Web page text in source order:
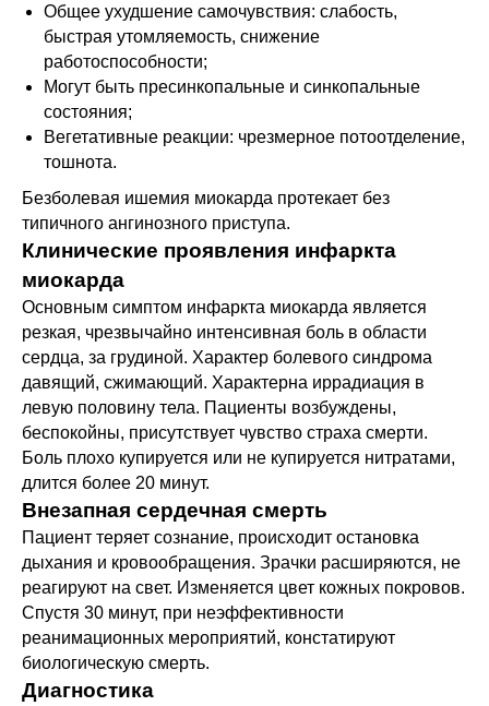
Общее ухудшение самочувствия: слабость,
быстрая утомляемость, снижение
работоспособности;
Могут быть пресинкопальные и синкопальные
состояния;
Вегетативные реакции: чрезмерное потоотделение,
тошнота.
Безболевая ишемия миокарда протекает без
типичного ангинозного приступа.
Клинические проявления инфаркта
миокарда
Основным симптом инфаркта миокарда является
резкая, чрезвычайно интенсивная боль в области
сердца, за грудиной. Характер болевого синдрома
давящий, сжимающий. Характерна иррадиация в
левую половину тела. Пациенты возбуждены,
беспокойны, присутствует чувство страха смерти.
Боль плохо купируется или не купируется нитратами,
длится более 20 минут.
Внезапная сердечная смерть
Пациент теряет сознание, происходит остановка
дыхания и кровообращения. Зрачки расширяются, не
реагируют на свет. Изменяется цвет кожных покровов.
Спустя 30 минут, при неэффективности
реанимационных мероприятий, констатируют
биологическую смерть.
Диагностика